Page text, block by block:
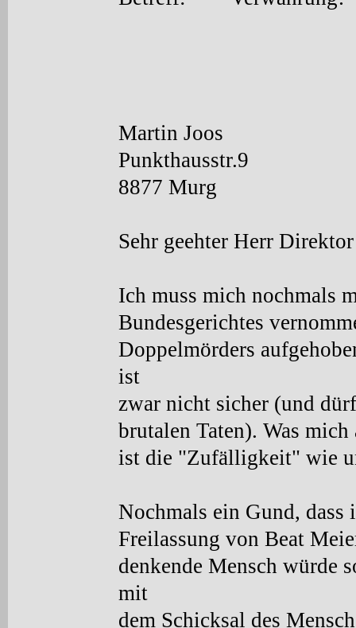
Martin Joos
Punkthausstr.9
8877 Murg
Sehr geehter Herr
Ich muss mich nochmals
Bundesgerichtes
Doppelmörders
ist
zwar nicht sicher (und
brutalen Taten). Was
ist die "Zufälligkeit" wie
Nochmals ein Gund, dass
Freilassung von Beat
denkende Mensch würde
mit
dem Schicksal des